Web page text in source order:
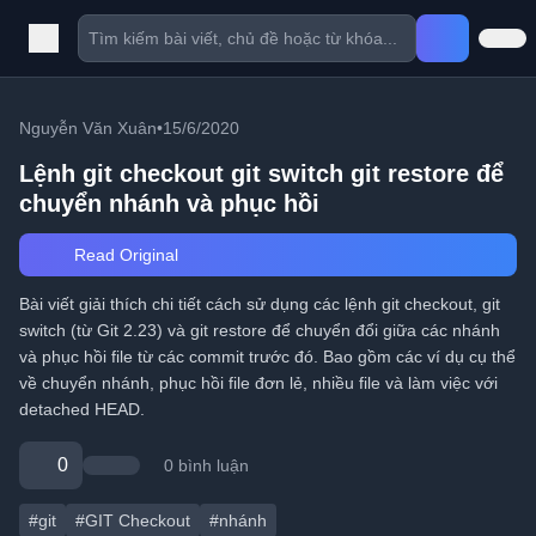
Nguyễn Văn Xuân•15/6/2020
Lệnh git checkout git switch git restore để
chuyển nhánh và phục hồi
Read Original
Bài viết giải thích chi tiết cách sử dụng các lệnh git checkout, git
switch (từ Git 2.23) và git restore để chuyển đổi giữa các nhánh
và phục hồi file từ các commit trước đó. Bao gồm các ví dụ cụ thể
về chuyển nhánh, phục hồi file đơn lẻ, nhiều file và làm việc với
detached HEAD.
0 0 bình luận
#git #GIT Checkout #nhánh